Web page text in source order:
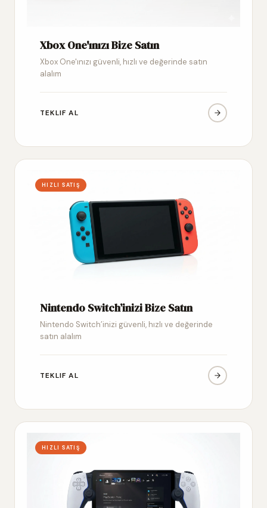
Xbox One'ınızı Bize Satın
Xbox One'ınızı güvenli, hızlı ve değerinde satın
alalım
TEKLIF AL
HIZLI SATIŞ
Nintendo Switch’inizi Bize Satın
Nintendo Switch’inizi güvenli, hızlı ve değerinde
satın alalım
TEKLIF AL
HIZLI SATIŞ